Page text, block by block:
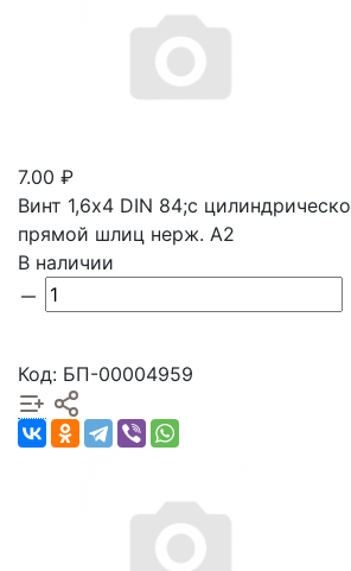
7.00 ₽
Винт 1,6х4 DIN 84;с
прямой шлиц нерж. А2
В наличии
Код: БП-00004959